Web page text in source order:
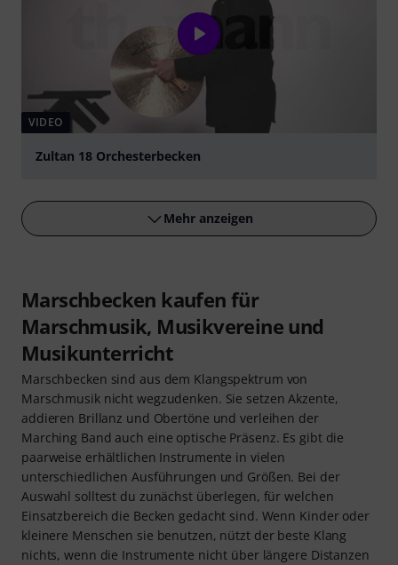
VIDEO
Zultan 18 Orchesterbecken
Mehr anzeigen
Marschbecken kaufen für
Marschmusik, Musikvereine und
Musikunterricht
Marschbecken sind aus dem Klangspektrum von
Marschmusik nicht wegzudenken. Sie setzen Akzente,
addieren Brillanz und Obertöne und verleihen der
Marching Band auch eine optische Präsenz. Es gibt die
paarweise erhältlichen Instrumente in vielen
unterschiedlichen Ausführungen und Größen. Bei der
Auswahl solltest du zunächst überlegen, für welchen
Einsatzbereich die Becken gedacht sind. Wenn Kinder oder
kleinere Menschen sie benutzen, nützt der beste Klang
nichts, wenn die Instrumente nicht über längere Distanzen